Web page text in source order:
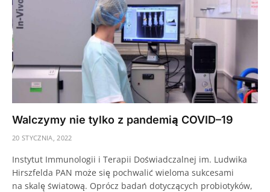
Walczymy nie tylko z pandemią COVID–19
20 STYCZNIA, 2022
Instytut Immunologii i Terapii Doświadczalnej im. Ludwika
Hirszfelda PAN może się pochwalić wieloma sukcesami
na skalę światową. Oprócz badań dotyczących probiotyków,